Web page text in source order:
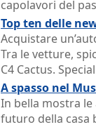
capolavori del
Top ten delle
Acquistare
Tra le vetture,
C4 Cactus.
A spasso nel
In bella mostra
futuro della casa